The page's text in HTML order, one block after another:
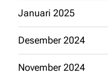
Januari 2025
Desember 2024
November 2024